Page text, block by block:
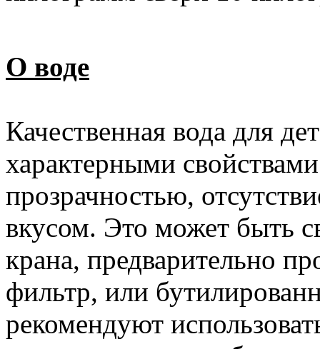
О воде
Качественная вода для
характерными
прозрачностью,
вкусом. Это может быть
крана, предварительно
фильтр, или
рекомендуют